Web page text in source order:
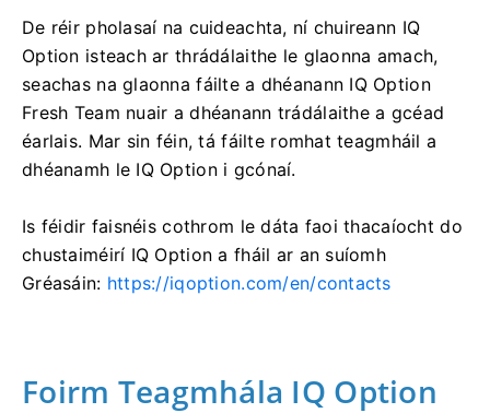
De réir pholasaí na cuideachta, ní chuireann IQ
Option isteach ar thrádálaithe le glaonna amach,
seachas na glaonna fáilte a dhéanann IQ Option
Fresh Team nuair a dhéanann trádálaithe a gcéad
éarlais. Mar sin féin, tá fáilte romhat teagmháil a
dhéanamh le IQ Option i gcónaí.
Is féidir faisnéis cothrom le dáta faoi thacaíocht do
chustaiméirí IQ Option a fháil ar an suíomh
Gréasáin: https://iqoption.com/en/contacts
Foirm Teagmhála IQ Option